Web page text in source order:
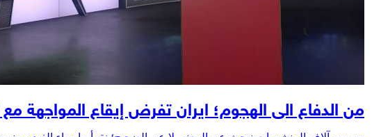
من الدفاع الی الهجوم؛ ايران تفرض إيقاع المواجهة